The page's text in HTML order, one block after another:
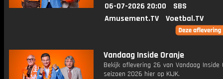
06-07-2026 20:00
SBS
Amusement.TV
Voetbal.TV
Vandaag Inside Oranje
Bekijk aflevering 26 van Vandaag Inside
seizoen 2026 hier op KIJK.